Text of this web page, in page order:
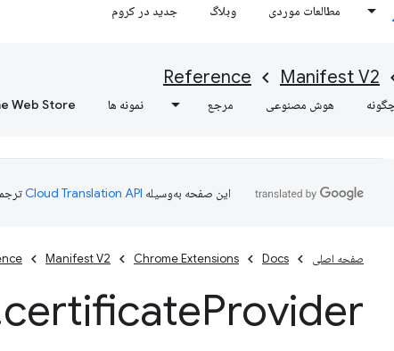
مطالعات موردی وبلاگ جدید در کروم
Manifest V2
Reference
هوش مصنوعی مرجع نمونه ها Web Store
این صفحه به‌وسیله
صفحه اصلی Docs
Chrome Extensions
Manifest V2
certificateProvider